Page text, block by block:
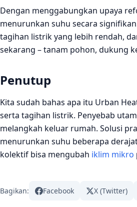
Dengan menggabungkan upaya
menurunkan suhu secara
tagihan listrik yang lebih rendah,
sekarang – tanam pohon, dukung
Penutup
Kita sudah bahas apa itu Urban
serta tagihan listrik. Penyebab
melangkah keluar rumah. Solusi
menurunkan suhu beberapa
kolektif bisa mengubah iklim mikro
Bagikan: Facebook X (Twitter)